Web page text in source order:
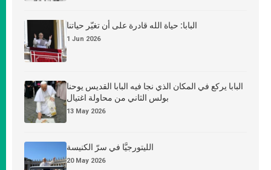
البابا: حياة الله قادرة على أن تغيّر حياتنا
1 Jun 2026
البابا يركع في المكان الذي نجا فيه البابا القديس يوحنا
بولس الثاني من محاولة اغتيال
13 May 2026
الليتورجيَّا في سرّ الكنيسة
20 May 2026